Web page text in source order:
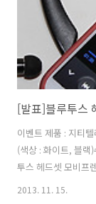
[발표]블루투스
이벤트 제품 : 지티
(색상 : 화이트, 블랙
투스 헤드셋 모비프
2013. 11. 15.